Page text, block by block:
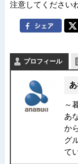
注意してください
プロフィール
～
あ
か
グ
て